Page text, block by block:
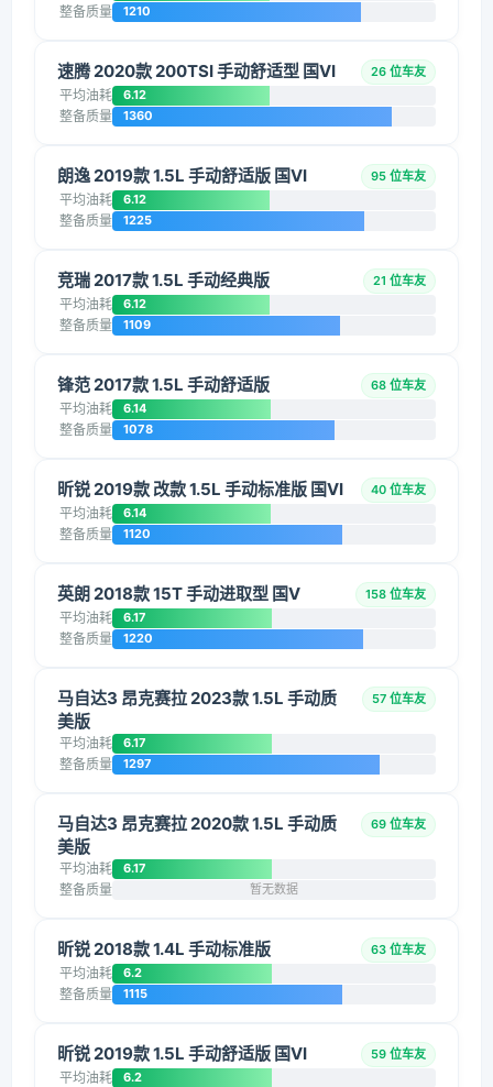
整备质量 1210
速腾 2020款 200TSI 手动舒适型 国VI 26 位车友
平均油耗 6.12
整备质量 1360
朗逸 2019款 1.5L 手动舒适版 国VI 95 位车友
平均油耗 6.12
整备质量 1225
竞瑞 2017款 1.5L 手动经典版 21 位车友
平均油耗 6.12
整备质量 1109
锋范 2017款 1.5L 手动舒适版 68 位车友
平均油耗 6.14
整备质量 1078
昕锐 2019款 改款 1.5L 手动标准版 国VI 40 位车友
平均油耗 6.14
整备质量 1120
英朗 2018款 15T 手动进取型 国V 158 位车友
平均油耗 6.17
整备质量 1220
马自达3 昂克赛拉 2023款 1.5L 手动质
美版
57 位车友
平均油耗 6.17
整备质量 1297
马自达3 昂克赛拉 2020款 1.5L 手动质
美版
69 位车友
平均油耗 6.17
整备质量 暂无数据
昕锐 2018款 1.4L 手动标准版 63 位车友
平均油耗 6.2
整备质量 1115
昕锐 2019款 1.5L 手动舒适版 国VI 59 位车友
平均油耗 6.2